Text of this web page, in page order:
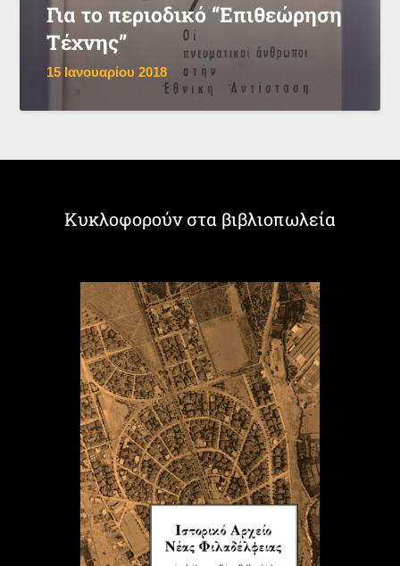
Για το περιοδικό “Επιθεώρηση
Τέχνης”
15 Ιανουαρίου 2018
Κυκλοφορούν στα βιβλιοπωλεία